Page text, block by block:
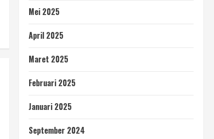
Mei 2025
April 2025
Maret 2025
Februari 2025
Januari 2025
September 2024